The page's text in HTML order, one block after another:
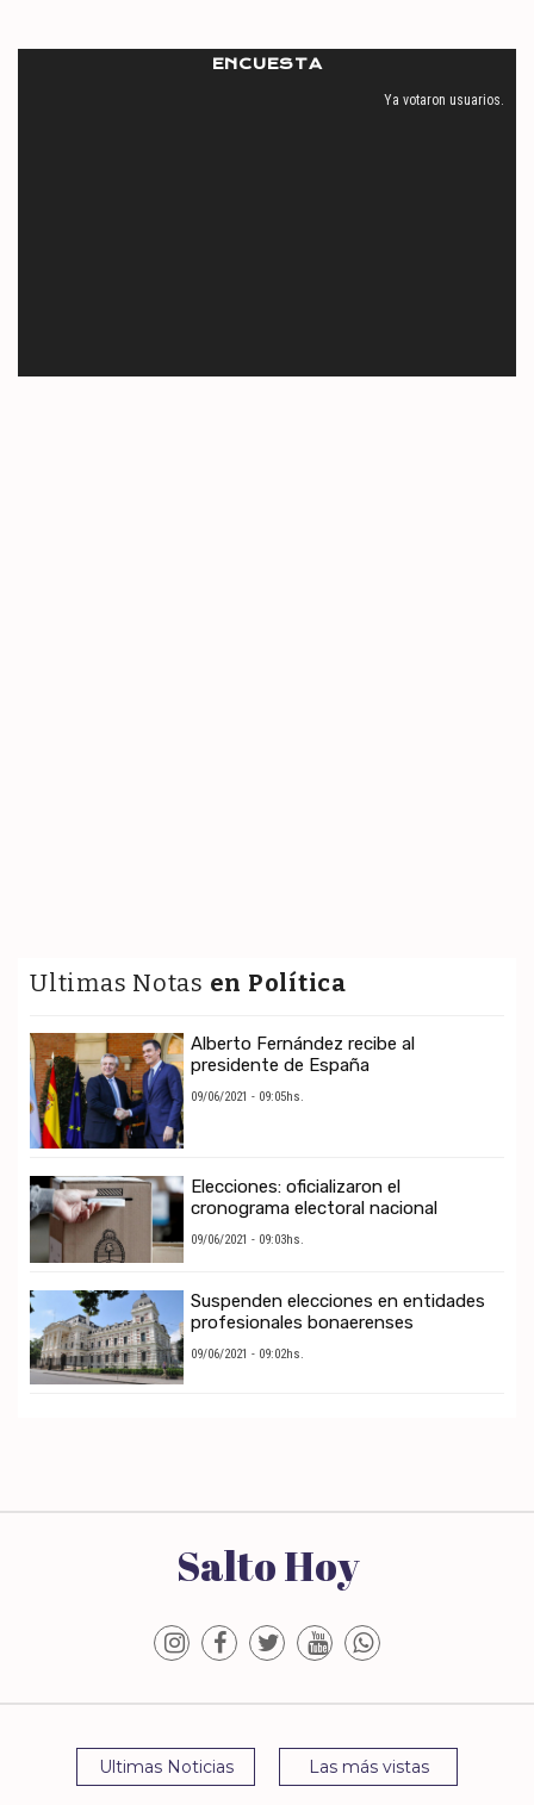
ENCUESTA
Ya votaron usuarios.
Ultimas Notas en Política
Alberto Fernández recibe al
presidente de España
09/06/2021 - 09:05hs.
Elecciones: oficializaron el
cronograma electoral nacional
09/06/2021 - 09:03hs.
Suspenden elecciones en entidades
profesionales bonaerenses
09/06/2021 - 09:02hs.
Salto Hoy
Ultimas Noticias Las más vistas